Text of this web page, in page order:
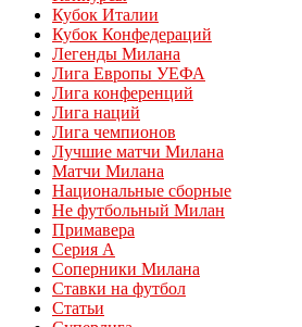
Кубок Италии
Кубок Конфедераций
Легенды Милана
Лига Европы УЕФА
Лига конференций
Лига наций
Лига чемпионов
Лучшие матчи Милана
Матчи Милана
Национальные сборные
Не футбольный Милан
Примавера
Серия А
Соперники Милана
Ставки на футбол
Статьи